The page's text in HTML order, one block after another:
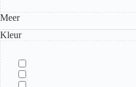
Meer
Kleur